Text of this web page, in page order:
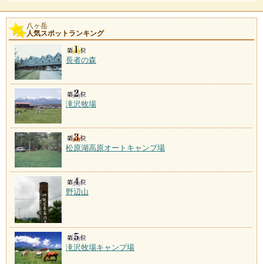
八ヶ岳
人気スポットランキング
長者の森
滝沢牧場
松原湖高原オートキャンプ場
野辺山
滝沢牧場キャンプ場